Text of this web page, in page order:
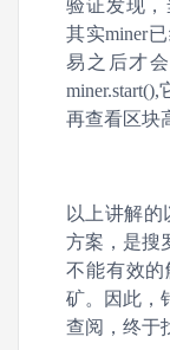
验证发现，
其实miner
易之后才
再查看区块
以上讲解的
方案，是搜
不能有效
矿。因此，
查阅，终于